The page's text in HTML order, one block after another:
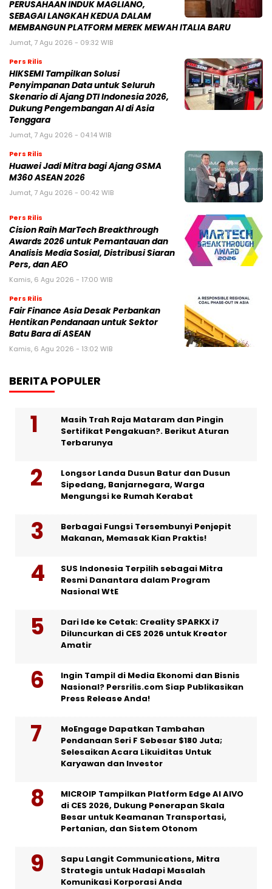
PERUSAHAAN INDUK MAGLIANO,
SEBAGAI LANGKAH KEDUA DALAM
MEMBANGUN PLATFORM MEREK MEWAH ITALIA BARU
Jumat, 7 Agu 2026 - 09:32 WIB
Pers Rilis
HIKSEMI Tampilkan Solusi
Penyimpanan Data untuk Seluruh
Skenario di Ajang DTI Indonesia 2026,
Dukung Pengembangan AI di Asia
Tenggara
Jumat, 7 Agu 2026 - 04:14 WIB
Pers Rilis
Huawei Jadi Mitra bagi Ajang GSMA
M360 ASEAN 2026
Jumat, 7 Agu 2026 - 00:42 WIB
Pers Rilis
Cision Raih MarTech Breakthrough
Awards 2026 untuk Pemantauan dan
Analisis Media Sosial, Distribusi Siaran
Pers, dan AEO
Kamis, 6 Agu 2026 - 17:00 WIB
Pers Rilis
Fair Finance Asia Desak Perbankan
Hentikan Pendanaan untuk Sektor
Batu Bara di ASEAN
Kamis, 6 Agu 2026 - 13:02 WIB
BERITA POPULER
Masih Trah Raja Mataram dan Pingin
Sertifikat Pengakuan?. Berikut Aturan
Terbarunya
Longsor Landa Dusun Batur dan Dusun
Sipedang, Banjarnegara, Warga
Mengungsi ke Rumah Kerabat
Berbagai Fungsi Tersembunyi Penjepit
Makanan, Memasak Kian Praktis!
SUS Indonesia Terpilih sebagai Mitra
Resmi Danantara dalam Program
Nasional WtE
Dari Ide ke Cetak: Creality SPARKX i7
Diluncurkan di CES 2026 untuk Kreator
Amatir
Ingin Tampil di Media Ekonomi dan Bisnis
Nasional? Persrilis.com Siap Publikasikan
Press Release Anda!
MoEngage Dapatkan Tambahan
Pendanaan Seri F Sebesar $180 Juta;
Selesaikan Acara Likuiditas Untuk
Karyawan dan Investor
MICROIP Tampilkan Platform Edge AI AIVO
di CES 2026, Dukung Penerapan Skala
Besar untuk Keamanan Transportasi,
Pertanian, dan Sistem Otonom
Sapu Langit Communications, Mitra
Strategis untuk Hadapi Masalah
Komunikasi Korporasi Anda